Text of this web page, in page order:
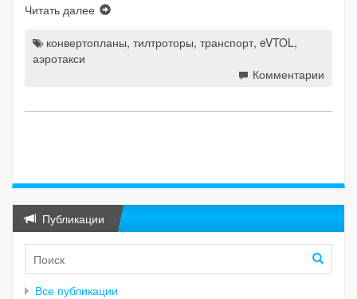
Читать далее
конвертопланы, тилтроторы, транспорт, eVTOL,
аэротакси
Комментарии
Публикации
Все публикации